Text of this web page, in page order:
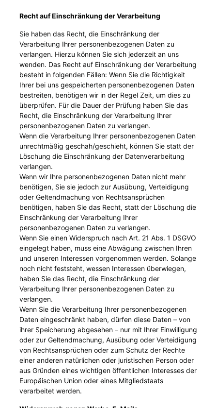
Recht auf Einschränkung der Verarbeitung
Sie haben das Recht, die Einschränkung der
Verarbeitung Ihrer personenbezogenen Daten zu
verlangen. Hierzu können Sie sich jederzeit an uns
wenden. Das Recht auf Einschränkung der Verarbeitung
besteht in folgenden Fällen: Wenn Sie die Richtigkeit
Ihrer bei uns gespeicherten personenbezogenen Daten
bestreiten, benötigen wir in der Regel Zeit, um dies zu
überprüfen. Für die Dauer der Prüfung haben Sie das
Recht, die Einschränkung der Verarbeitung Ihrer
personenbezogenen Daten zu verlangen.
Wenn die Verarbeitung Ihrer personenbezogenen Daten
unrechtmäßig geschah/geschieht, können Sie statt der
Löschung die Einschränkung der Datenverarbeitung
verlangen.
Wenn wir Ihre personenbezogenen Daten nicht mehr
benötigen, Sie sie jedoch zur Ausübung, Verteidigung
oder Geltendmachung von Rechtsansprüchen
benötigen, haben Sie das Recht, statt der Löschung die
Einschränkung der Verarbeitung Ihrer
personenbezogenen Daten zu verlangen.
Wenn Sie einen Widerspruch nach Art. 21 Abs. 1 DSGVO
eingelegt haben, muss eine Abwägung zwischen Ihren
und unseren Interessen vorgenommen werden. Solange
noch nicht feststeht, wessen Interessen überwiegen,
haben Sie das Recht, die Einschränkung der
Verarbeitung Ihrer personenbezogenen Daten zu
verlangen.
Wenn Sie die Verarbeitung Ihrer personenbezogenen
Daten eingeschränkt haben, dürfen diese Daten – von
ihrer Speicherung abgesehen – nur mit Ihrer Einwilligung
oder zur Geltendmachung, Ausübung oder Verteidigung
von Rechtsansprüchen oder zum Schutz der Rechte
einer anderen natürlichen oder juristischen Person oder
aus Gründen eines wichtigen öffentlichen Interesses der
Europäischen Union oder eines Mitgliedstaats
verarbeitet werden.